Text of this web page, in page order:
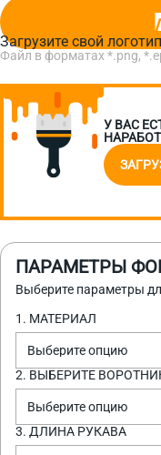
Загрузите свой логотип
Файл в форматах *.png,
У ВАС
ПАРАМЕТРЫ
Выберите параметры
1. МАТЕРИАЛ
Выберите опцию
2. ВЫБЕРИТЕ
Выберите опцию
3. ДЛИНА РУКАВА